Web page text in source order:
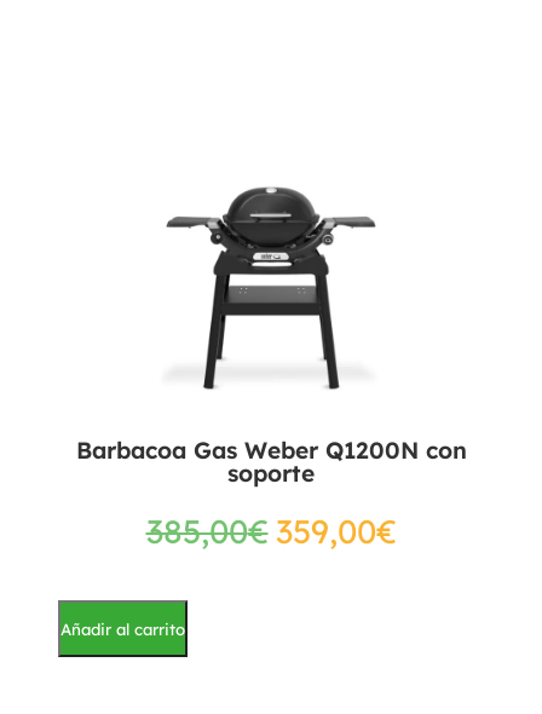
Barbacoa Gas Weber Q1200N con
soporte
385,00€359,00€
Añadir al carrito